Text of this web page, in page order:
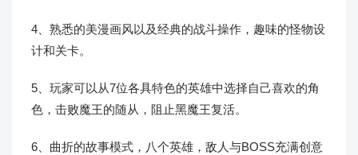
4、熟悉的美漫画风以及经典的战斗操作，趣味的怪物设
计和关卡。
5、玩家可以从7位各具特色的英雄中选择自己喜欢的角
色，击败魔王的随从，阻止黑魔王复活。
6、曲折的故事模式，八个英雄，敌人与BOSS充满创意